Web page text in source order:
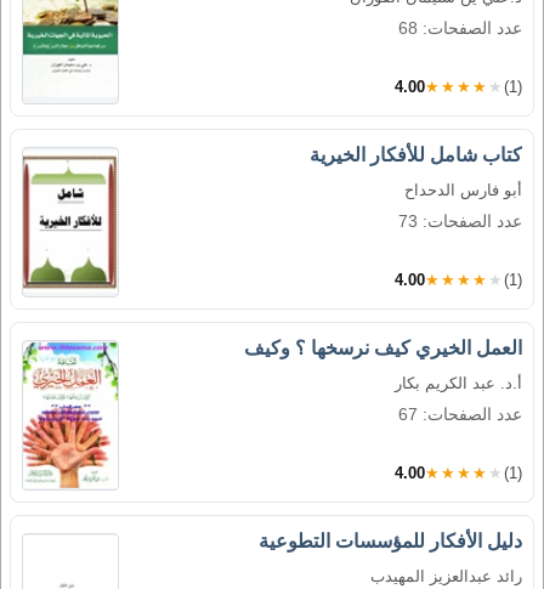
عدد الصفحات: 68
4.00★★★★★ (1)
كتاب شامل للأفكار الخيرية
أبو فارس الدحداح
عدد الصفحات: 73
4.00★★★★★ (1)
العمل الخيري كيف نرسخها ؟ وكيف
أ.د. عبد الكريم بكار
عدد الصفحات: 67
4.00★★★★★ (1)
دليل الأفكار للمؤسسات التطوعية
رائد عبدالعزيز المهيدب